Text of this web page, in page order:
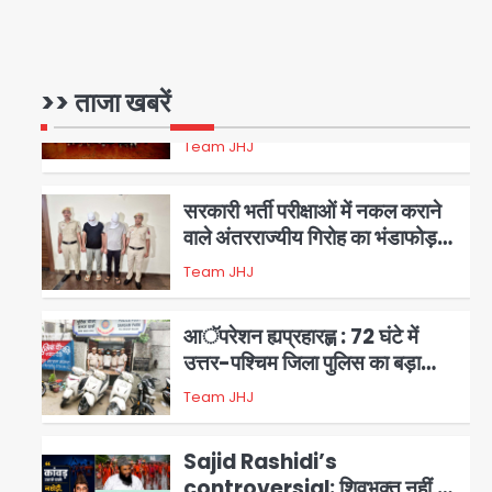
>> ताजा खबरें
2
वाले गिरोह का भंडाफोड़
Team JHJ
3
सरकारी भर्ती परीक्षाओं में नकल कराने
वाले अंतरराज्यीय गिरोह का भंडाफोड़,
मास्टरमाइंड समेत 7 गिरफ्तार
Team JHJ
4
आॅपरेशन ह्यप्रहारह्ण : 72 घंटे में
उत्तर-पश्चिम जिला पुलिस का बड़ा
एक्शन
Team JHJ
Sajid Rashidi’s